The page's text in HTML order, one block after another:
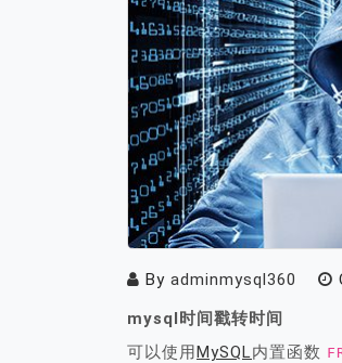
By adminmysql360
mysql时间戳转时间
可以使用MySQL内置函数